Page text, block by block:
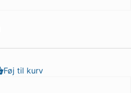
Føj til kurv